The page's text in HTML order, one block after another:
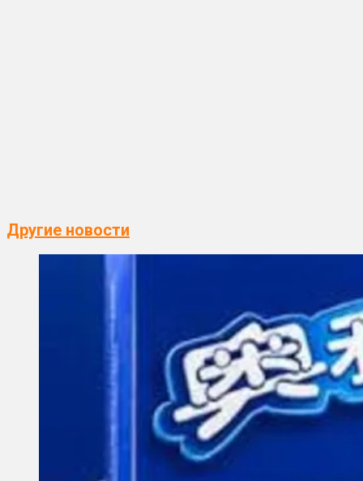
Другие новости